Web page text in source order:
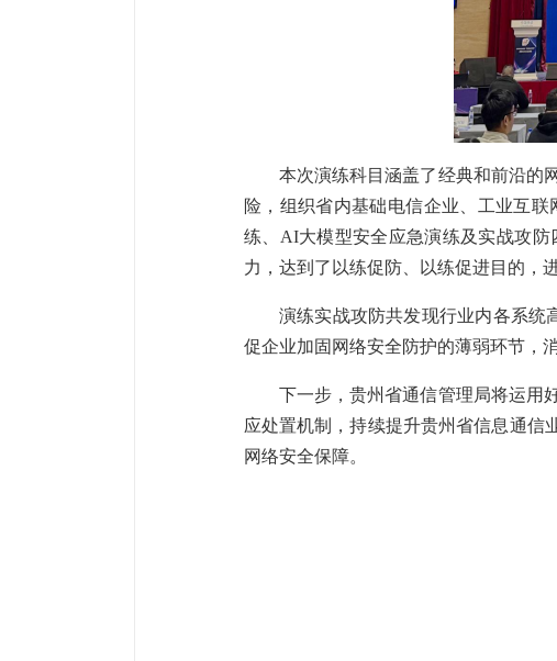
本次演练科目涵盖了经典和前沿的
险，组织省内基础电信企业、工业互
练、AI大模型安全应急演练及实战攻
力，达到了以练促防、以练促进目的，
演练实战攻防共发现行业内各系统
促企业加固网络安全防护的薄弱环节，
下一步，贵州省通信管理局将运用
应处置机制，持续提升贵州省信息通信
网络安全保障。